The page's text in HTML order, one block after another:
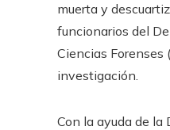
muerta y
funcionarios del
Ciencias Forenses
investigación.
Con la ayuda de la